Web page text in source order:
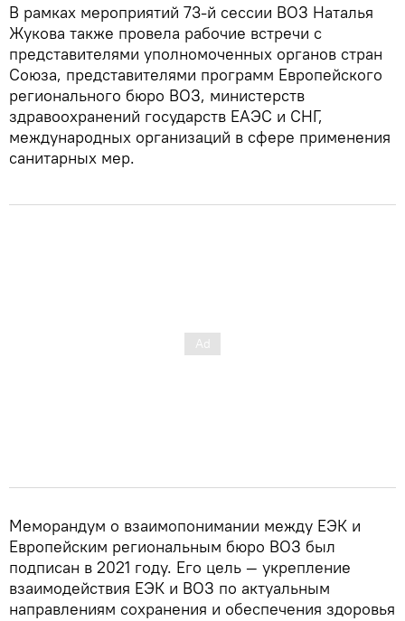
В рамках мероприятий 73-й сессии ВОЗ Наталья
Жукова также провела рабочие встречи с
представителями уполномоченных органов стран
Союза, представителями программ Европейского
регионального бюро ВОЗ, министерств
здравоохранений государств ЕАЭС и СНГ,
международных организаций в сфере применения
санитарных мер.
Меморандум о взаимопонимании между ЕЭК и
Европейским региональным бюро ВОЗ был
подписан в 2021 году. Его цель — укрепление
взаимодействия ЕЭК и ВОЗ по актуальным
направлениям сохранения и обеспечения здоровья